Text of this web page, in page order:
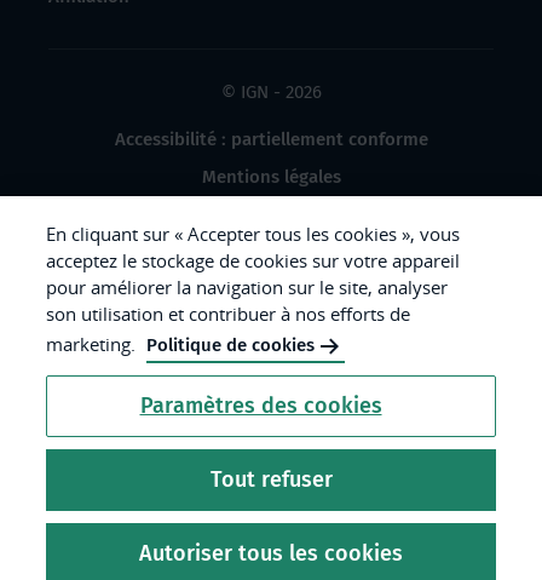
© IGN - 2026
Accessibilité : partiellement conforme
Mentions légales
Gestion des cookies
Crédits photos
République
Française.
Liberté
Égalité
Fraternité
En cliquant sur « Accepter tous les cookies », vous
acceptez le stockage de cookies sur votre appareil
pour améliorer la navigation sur le site, analyser
son utilisation et contribuer à nos efforts de
marketing.
Politique de cookies
Paramètres des cookies
Tout refuser
Autoriser tous les cookies